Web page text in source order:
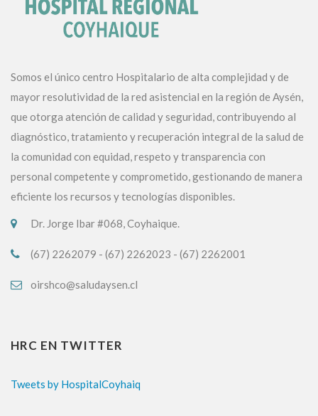
Somos el único centro Hospitalario de alta complejidad y de
mayor resolutividad de la red asistencial en la región de Aysén,
que otorga atención de calidad y seguridad, contribuyendo al
diagnóstico, tratamiento y recuperación integral de la salud de
la comunidad con equidad, respeto y transparencia con
personal competente y comprometido, gestionando de manera
eficiente los recursos y tecnologías disponibles.
Dr. Jorge Ibar #068, Coyhaique.
(67) 2262079 - (67) 2262023 - (67) 2262001
oirshco@saludaysen.cl
HRC EN TWITTER
Tweets by HospitalCoyhaiq